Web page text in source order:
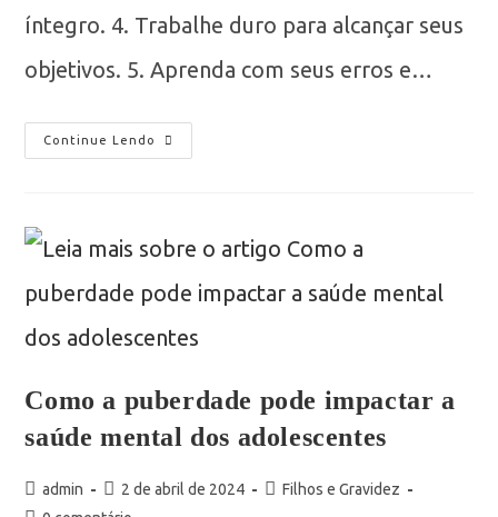
íntegro. 4. Trabalhe duro para alcançar seus
objetivos. 5. Aprenda com seus erros e…
Continue Lendo
Como a puberdade pode impactar a
saúde mental dos adolescentes
admin 2 de abril de 2024
Filhos e Gravidez